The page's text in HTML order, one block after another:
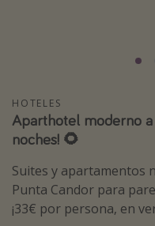
Tailandia
Maldivas
Albania
Inspiración para viajes
HOTELES
Aparthotel moderno a
noches! 🌻
Suites y apartamentos
Punta Candor para
¡33€ por persona, en